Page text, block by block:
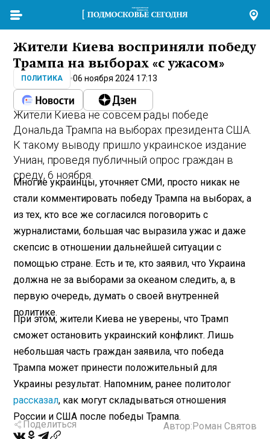
Жители Киева восприняли победу
Трампа на выборах «с ужасом»
ПОЛИТИКА 06 ноября 2024 17:13
Жители Киева не совсем рады победе
Дональда Трампа на выборах президента США.
К такому выводу пришло украинское издание
Униан, проведя публичный опрос граждан в
среду, 6 ноября.
Многие украинцы, уточняет СМИ, просто никак не
стали комментировать победу Трампа на выборах, а
из тех, кто все же согласился поговорить с
журналистами, большая час выразила ужас и даже
скепсис в отношении дальнейшей ситуации с
помощью стране. Есть и те, кто заявил, что Украина
должна не за выборами за океаном следить, а, в
первую очередь, думать о своей внутренней
политике.
При этом, жители Киева не уверены, что Трамп
сможет остановить украинский конфликт. Лишь
небольшая часть граждан заявила, что победа
Трампа может принести положительный для
Украины результат. Напомним, ранее политолог
рассказал, как могут складываться отношения
России и США после победы Трампа.
Поделиться Автор: Роман Святов